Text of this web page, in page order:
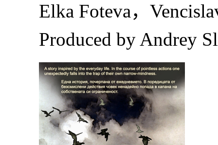
Elka Foteva，
Produced by Andrey